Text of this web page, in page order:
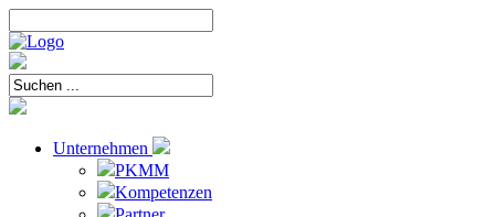
Unternehmen
PKMM
Kompetenzen